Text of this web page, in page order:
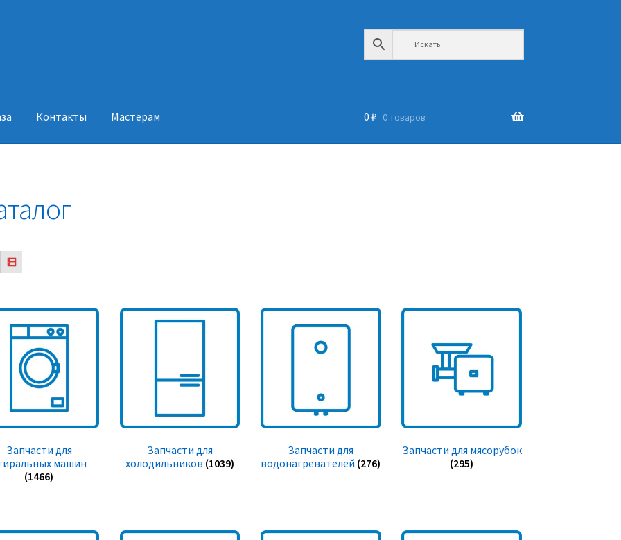
Контакты Мастерам 0 ₽ 0 товаров
Запчасти для
машин
(1466)
Запчасти для
холодильников (1039)
Запчасти для
водонагревателей (276)
Запчасти для мясорубок
(295)